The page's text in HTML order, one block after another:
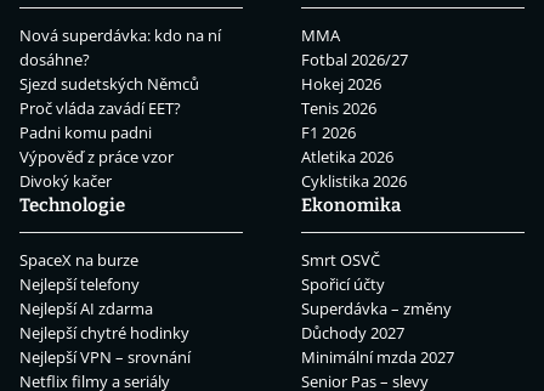
Nová superdávka: kdo na ní
dosáhne?
Sjezd sudetských Němců
Proč vláda zavádí EET?
Padni komu padni
Výpověď z práce vzor
Divoký kačer
MMA
Fotbal 2026/27
Hokej 2026
Tenis 2026
F1 2026
Atletika 2026
Cyklistika 2026
Technologie
SpaceX na burze
Nejlepší telefony
Nejlepší AI zdarma
Nejlepší chytré hodinky
Nejlepší VPN – srovnání
Netflix filmy a seriály
Ekonomika
Smrt OSVČ
Spořicí účty
Superdávka – změny
Důchody 2027
Minimální mzda 2027
Senior Pas – slevy